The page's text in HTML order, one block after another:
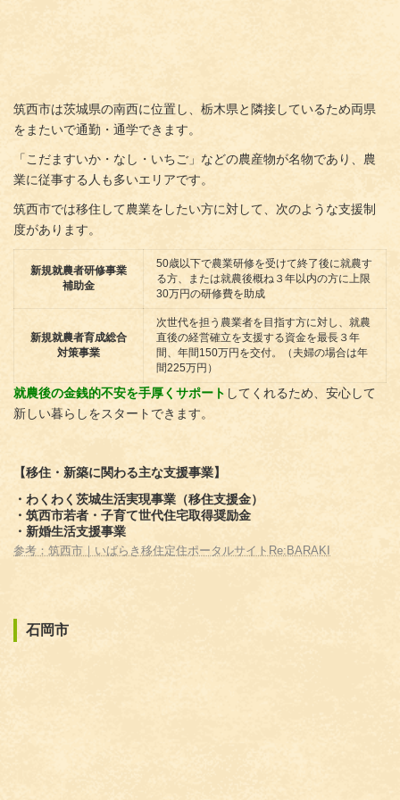
筑西市は茨城県の南西に位置し、栃木県と隣接しているため両県
をまたいで通勤・通学できます。
「こだますいか・なし・いちご」などの農産物が名物であり、農
業に従事する人も多いエリアです。
筑西市では移住して農業をしたい方に対して、次のような支援制
度があります。
新規就農者研修事業
補助金
50歳以下で農業研修を受けて終了後に就農す
る方、または就農後概ね３年以内の方に上限
30万円の研修費を助成
新規就農者育成総合
対策事業
次世代を担う農業者を目指す方に対し、就農
直後の経営確立を支援する資金を最長３年
間、年間150万円を交付。（夫婦の場合は年
間225万円）
就農後の金銭的不安を手厚くサポート してくれるため、安心して
新しい暮らしをスタートできます。
【移住・新築に関わる主な支援事業】
・わくわく茨城生活実現事業（移住支援金）
・筑西市若者・子育て世代住宅取得奨励金
・新婚生活支援事業
参考：筑西市｜いばらき移住定住ポータルサイトRe:BARAKI
石岡市